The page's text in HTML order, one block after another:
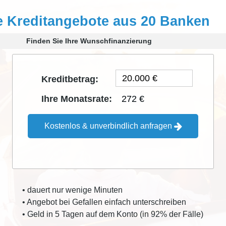
Kreditangebote aus 20 Banken
Finden Sie Ihre Wunschfinanzierung
Kreditbetrag:
Ihre Monatsrate:
272 €
Kostenlos & unverbindlich anfragen
• dauert nur wenige Minuten
• Angebot bei Gefallen einfach unterschreiben
• Geld in 5 Tagen auf dem Konto (in 92% der Fälle)